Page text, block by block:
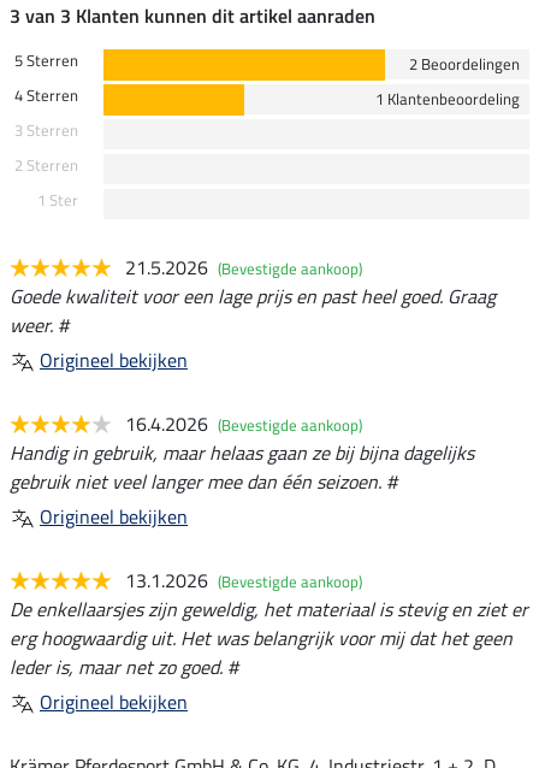
3 van 3 Klanten kunnen dit artikel aanraden
5 Sterren
2 Beoordelingen
4 Sterren
1 Klantenbeoordeling
3 Sterren
2 Sterren
1 Ster
21.5.2026 (Bevestigde aankoop)
Goede kwaliteit voor een lage prijs en past heel goed. Graag
weer. #
Origineel bekijken
16.4.2026 (Bevestigde aankoop)
Handig in gebruik, maar helaas gaan ze bij bijna dagelijks
gebruik niet veel langer mee dan één seizoen. #
Origineel bekijken
13.1.2026 (Bevestigde aankoop)
De enkellaarsjes zijn geweldig, het materiaal is stevig en ziet er
erg hoogwaardig uit. Het was belangrijk voor mij dat het geen
leder is, maar net zo goed. #
Origineel bekijken